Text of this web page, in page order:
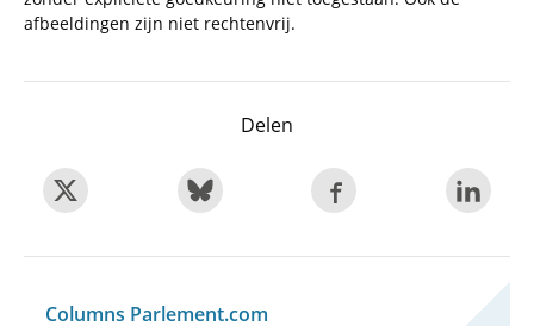
afbeeldingen zijn niet rechtenvrij.
Delen
Columns Parlement.com